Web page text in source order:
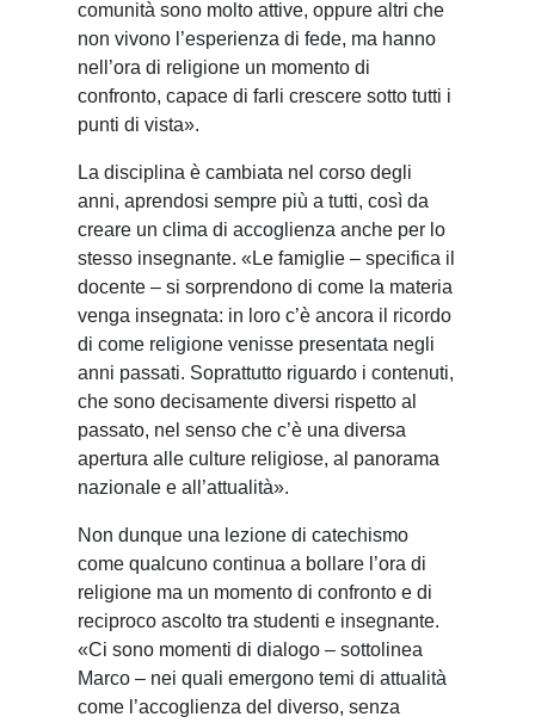
comunità sono molto attive, oppure altri che
non vivono l’esperienza di fede, ma hanno
nell’ora di religione un momento di
confronto, capace di farli crescere sotto tutti i
punti di vista».
La disciplina è cambiata nel corso degli
anni, aprendosi sempre più a tutti, così da
creare un clima di accoglienza anche per lo
stesso insegnante. «Le famiglie – specifica il
docente – si sorprendono di come la materia
venga insegnata: in loro c’è ancora il ricordo
di come religione venisse presentata negli
anni passati. Soprattutto riguardo i contenuti,
che sono decisamente diversi rispetto al
passato, nel senso che c’è una diversa
apertura alle culture religiose, al panorama
nazionale e all’attualità».
Non dunque una lezione di catechismo
come qualcuno continua a bollare l’ora di
religione ma un momento di confronto e di
reciproco ascolto tra studenti e insegnante.
«Ci sono momenti di dialogo – sottolinea
Marco – nei quali emergono temi di attualità
come l’accoglienza del diverso, senza